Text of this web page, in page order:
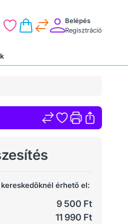
Belépés
Regisztráció
érhető el:
9 500 Ft
11 990 Ft